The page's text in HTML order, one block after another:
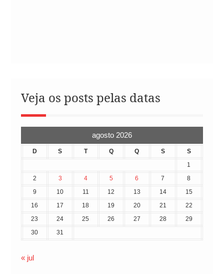
Veja os posts pelas datas
agosto 2026
D S T Q Q S
S
1
2
3 4 5 6 7
8
9
10 11 12 13 14
15
16
17 18 19 20 21
22
23
24 25 26 27 28
29
30
31
« jul